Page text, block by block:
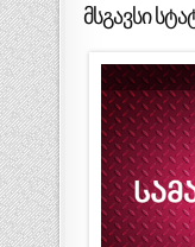
მსგავსი